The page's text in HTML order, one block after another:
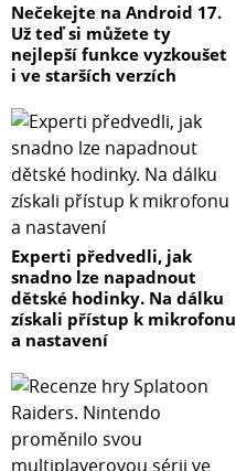
Nečekejte na Android 17.
Už teď si můžete ty
nejlepší funkce vyzkoušet
i ve starších verzích
Experti předvedli, jak
snadno lze napadnout
dětské hodinky. Na dálku
získali přístup k mikrofonu
a nastavení